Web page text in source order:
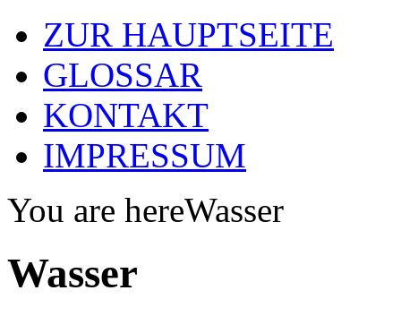
ZUR HAUPTSEITE
GLOSSAR
KONTAKT
IMPRESSUM
You are hereWasser
Wasser